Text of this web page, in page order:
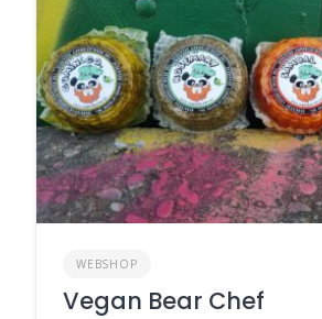
WEBSHOP
Vegan Bear Chef